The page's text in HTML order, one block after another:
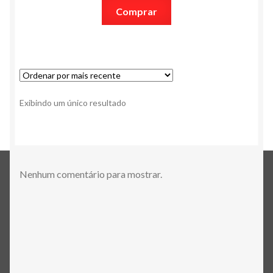
Comprar
Exibindo um único resultado
Nenhum comentário para mostrar.